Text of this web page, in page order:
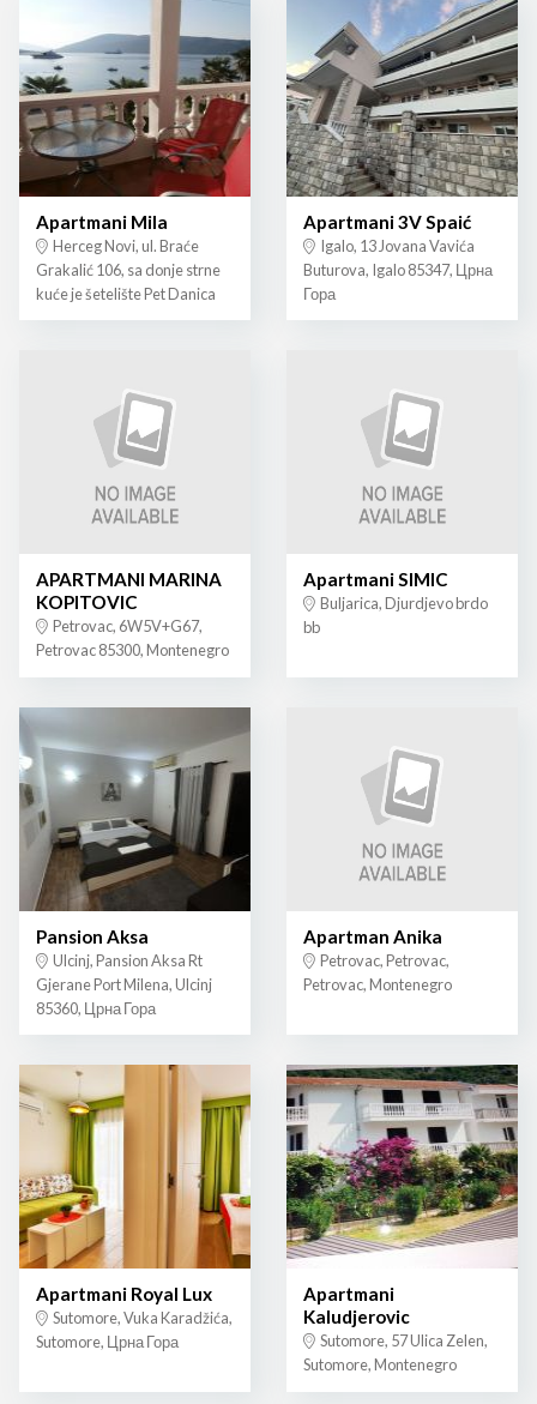
Apartmani Mila
Herceg Novi, ul. Braće
Grakalić 106, sa donje strne
kuće je šetelište Pet Danica
Apartmani 3V Spaić
Igalo, 13 Jovana Vavića
Buturova, Igalo 85347, Црна
Гора
APARTMANI MARINA
KOPITOVIC
Petrovac, 6W5V+G67,
Petrovac 85300, Montenegro
Apartmani SIMIC
Buljarica, Djurdjevo brdo
bb
Pansion Aksa
Ulcinj, Pansion Aksa Rt
Gjerane Port Milena, Ulcinj
85360, Црна Гора
Apartman Anika
Petrovac, Petrovac,
Petrovac, Montenegro
Apartmani Royal Lux
Sutomore, Vuka Karadžića,
Sutomore, Црна Гора
Apartmani
Kaludjerovic
Sutomore, 57 Ulica Zelen,
Sutomore, Montenegro